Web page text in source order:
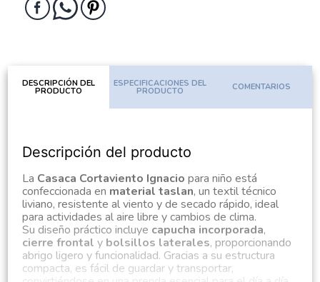
DESCRIPCIÓN DEL
PRODUCTO
ESPECIFICACIONES DEL
PRODUCTO COMENTARIOS
Descripción del producto
La Casaca Cortaviento Ignacio para niño está
confeccionada en material taslan, un textil técnico
liviano, resistente al viento y de secado rápido, ideal
para actividades al aire libre y cambios de clima.
Su diseño práctico incluye capucha incorporada,
cierre frontal y bolsillos laterales, proporcionando
abrigo ligero y funcionalidad. Gracias a su estructura
compacta, es fácil de guardar y transportar,